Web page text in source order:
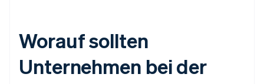
Worauf sollten
Unternehmen bei der